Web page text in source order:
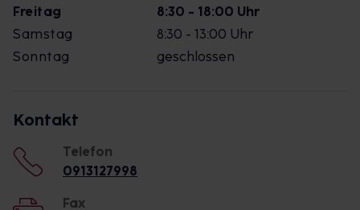
Freitag
8:30 - 18:00 Uhr
Samstag
8:30 - 13:00 Uhr
Sonntag
geschlossen
Kontakt
Telefon
0913127998
Fax